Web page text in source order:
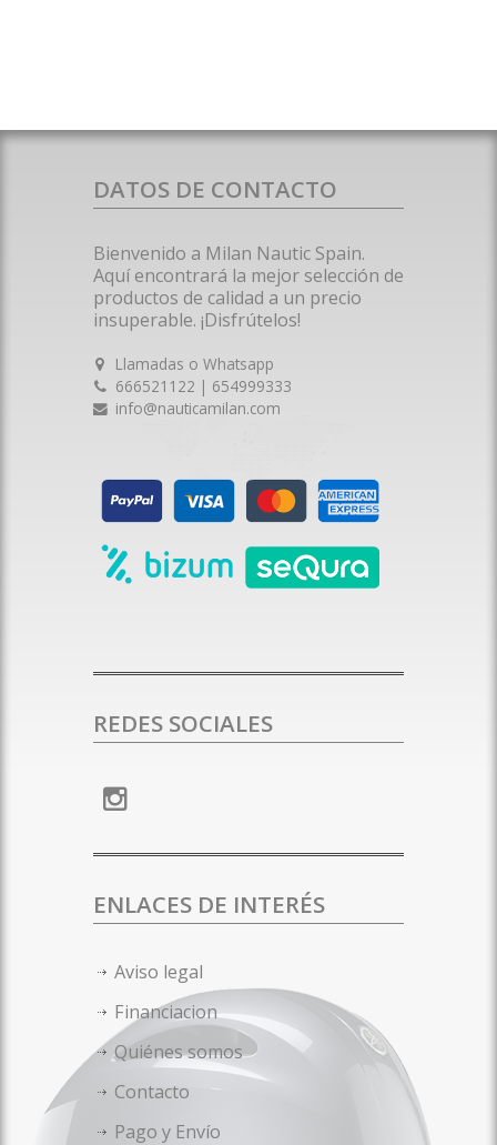
DATOS DE CONTACTO
Bienvenido a Milan Nautic Spain.
Aquí encontrará la mejor selección de
productos de calidad a un precio
insuperable. ¡Disfrútelos!
Llamadas o Whatsapp
666521122 | 654999333
info@nauticamilan.com
REDES SOCIALES
ENLACES DE INTERÉS
Aviso legal
Financiacion
Quiénes somos
Contacto
Pago y Envío